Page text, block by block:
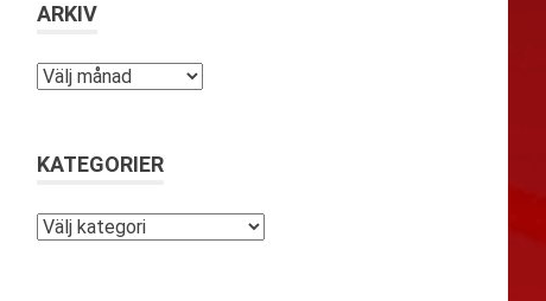
ARKIV
Arkiv
KATEGORIER
Kategorier